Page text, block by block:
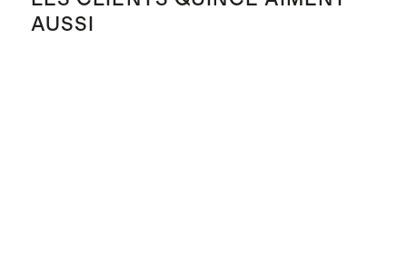
AUSSI